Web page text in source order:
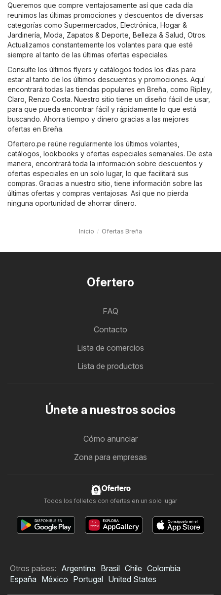
Queremos que compre ventajosamente así que cada día
reunimos las últimas promociones y descuentos de diversas
categorías como Supermercados Electrónica Hogar &
Jardinería Moda, Zapatos & Deporte Belleza & Salud Otros.
Actualizamos constantemente los volantes para que esté
siempre al tanto de las últimas ofertas especiales.
Consulte los últimos flyers y catálogos todos los días para
estar al tanto de los últimos descuentos y promociones. Aquí
encontrará todas las tiendas populares en Breña, como Ripley,
Claro Renzo Costa. Nuestro sitio tiene un diseño fácil de usar,
para que pueda encontrar fácil y rápidamente lo que está
buscando. Ahorra tiempo y dinero gracias a las mejores
ofertas en Breña.
Ofertero.pe reúne regularmente los últimos volantes,
catálogos, lookbooks y ofertas especiales semanales. De esta
manera, encontrará toda la información sobre descuentos y
ofertas especiales en un solo lugar, lo que facilitará sus
compras. Gracias a nuestro sitio, tiene información sobre las
últimas ofertas y compras ventajosas. Así que no pierda
ninguna oportunidad de ahorrar dinero.
Inicio Ofertas Breña
Ofertero
FAQ
Contacto
Lista de comercios
Lista de productos
Únete a nuestros socios
Cómo anunciar
Zona para empresas
Ofertero
Todos los folletos con ofertas en un solo lugar
Otros países: Argentina Brasil Chile Colombia
España México Portugal United States